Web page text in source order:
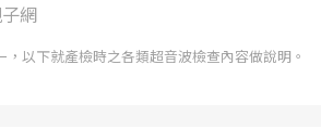
網
以下就產檢時之各類超音波檢查內容做說明。